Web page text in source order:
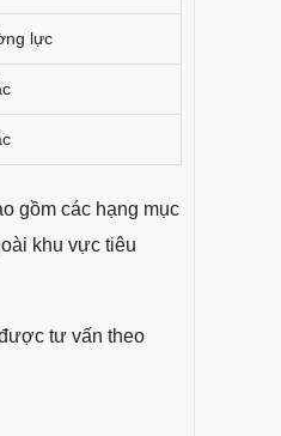
lực
gồm các hạng mục
khu vực tiêu
tư vấn theo